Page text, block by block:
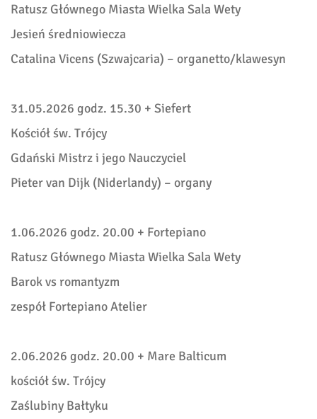
Ratusz Głównego Miasta Wielka Sala Wety
Jesień średniowiecza
Catalina Vicens (Szwajcaria) – organetto/klawesyn
31.05.2026 godz. 15.30 + Siefert
Kościół św. Trójcy
Gdański Mistrz i jego Nauczyciel
Pieter van Dijk (Niderlandy) – organy
1.06.2026 godz. 20.00 + Fortepiano
Ratusz Głównego Miasta Wielka Sala Wety
Barok vs romantyzm
zespół Fortepiano Atelier
2.06.2026 godz. 20.00 + Mare Balticum
kościół św. Trójcy
Zaślubiny Bałtyku